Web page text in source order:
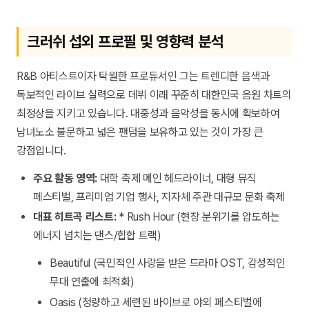
크러쉬 섭외 프로필 및 영향력 분석
R&B 아티스트이자 탁월한 프로듀서인 그는 트렌디한 음색과
독보적인 라이브 실력으로 데뷔 이래 꾸준히 대한민국 음원 차트의
최정상을 지키고 있습니다. 대중성과 음악성을 동시에 확보하여
남녀노소 불문하고 넓은 팬덤을 보유하고 있는 것이 가장 큰
강점입니다.
주요 활동 영역: 대학 축제 메인 헤드라이너, 대형 뮤직
페스티벌, 프리미엄 기업 행사, 지자체 주관 대규모 문화 축제
대표 히트곡 리스트:* Rush Hour(현장 분위기를 압도하는
에너지 넘치는 댄스/힙합 트랙)
Beautiful (국민적인 사랑을 받은 드라마 OST, 감성적인
무대 연출에 최적화)
Oasis (청량하고 세련된 바이브로 야외 페스티벌에